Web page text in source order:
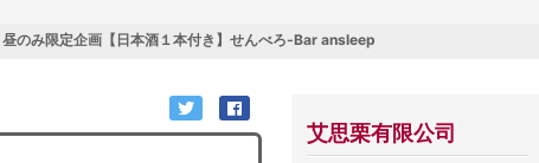
昼のみ限定企画【日本酒１本付き】せんべろ-Bar ansleep
艾思栗有限公司